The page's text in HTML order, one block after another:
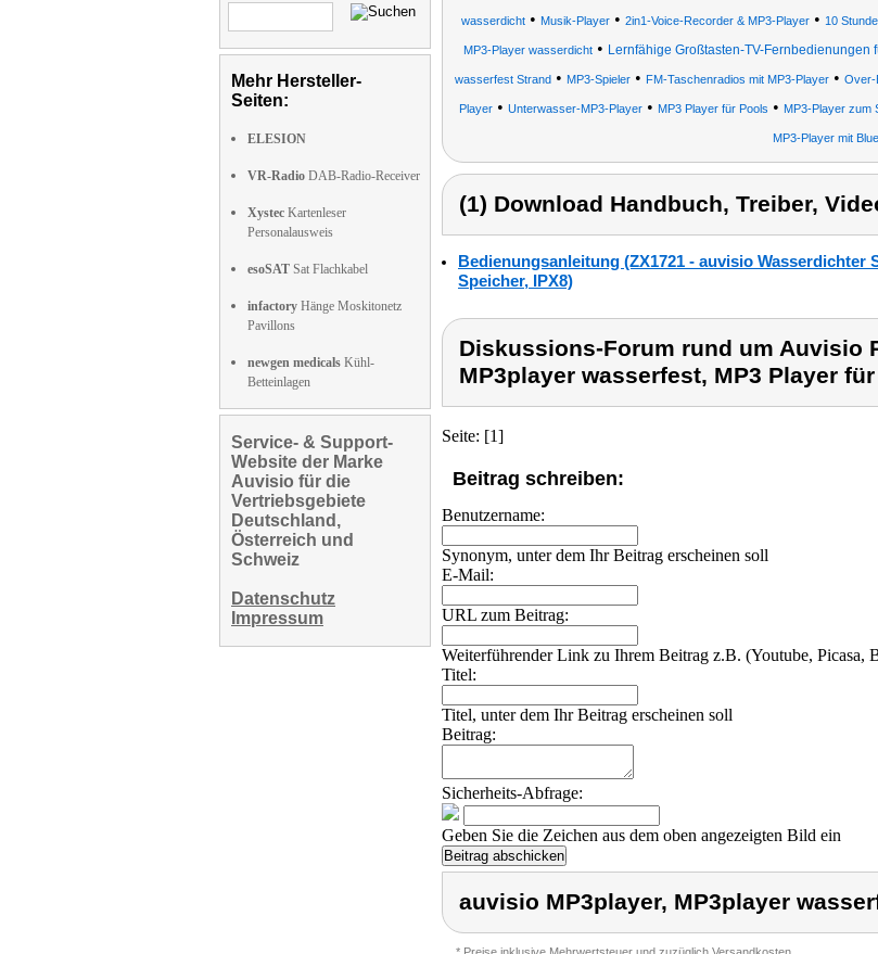
Mehr Hersteller-
Seiten:
ELESION
VR-Radio DAB-Radio-Receiver
Xystec Kartenleser
Personalausweis
esoSAT Sat Flachkabel
infactory Hänge Moskitonetz
Pavillons
newgen medicals Kühl-
Betteinlagen
Service- & Support-
Website der Marke
Auvisio für die
Vertriebsgebiete
Deutschland,
Österreich und
Schweiz
Datenschutz
Impressum
wasserdicht• Musik-Player• 2in1-Voice-Recorder & MP3-Player• 10
MP3-Player wasserdicht • Lernfähige Großtasten-TV-Fernbedienungen
wasserfest Strand• MP3-Spieler• FM-Taschenradios mit MP3-Player• Over-
Player • Unterwasser-MP3-Player • MP3 Player für Pools • MP3-Player zum
MP3-Player mit
(1) Download Handbuch, Treiber,
Bedienungsanleitung (ZX1721 - auvisio Wasserdichter
Speicher, IPX8)
Diskussions-Forum rund um Auvisio
MP3player wasserfest, MP3 Player
Seite: [1]
Beitrag schreiben:
Benutzername:
Synonym, unter dem Ihr Beitrag erscheinen soll
E-Mail:
URL zum Beitrag:
Weiterführender Link zu Ihrem Beitrag z.B. (Youtube, Picasa,
Titel:
Titel, unter dem Ihr Beitrag erscheinen soll
Beitrag:
Sicherheits-Abfrage:
Geben Sie die Zeichen aus dem oben angezeigten Bild ein
auvisio MP3player, MP3player